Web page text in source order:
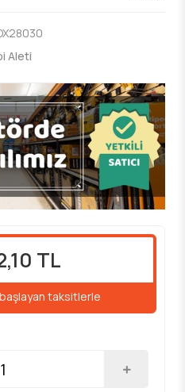
Aleti
TL
taksitlerle